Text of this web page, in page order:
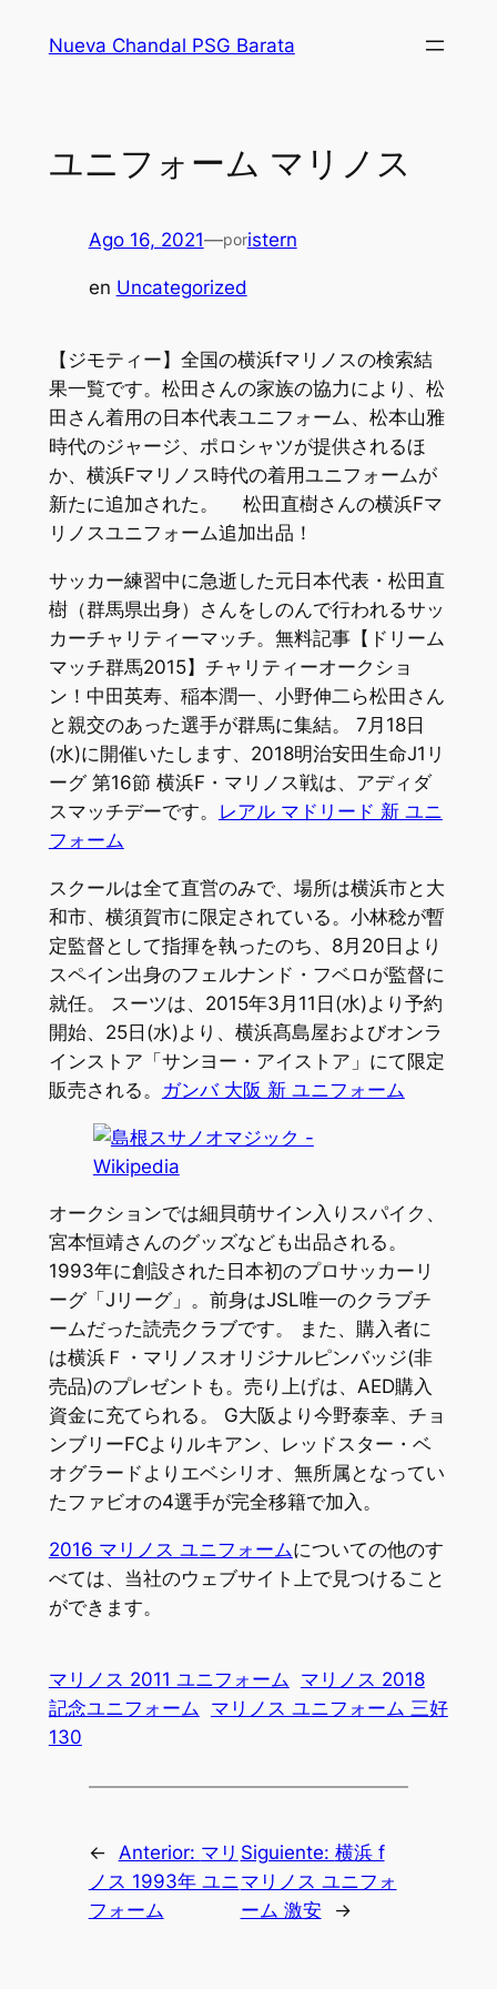
Nueva Chandal PSG Barata
ユニフォーム マリノス
Ago 16, 2021—poristern
en Uncategorized
【ジモティー】全国の横浜fマリノスの検索結
果一覧です。松田さんの家族の協力により、松
田さん着用の日本代表ユニフォーム、松本山雅
時代のジャージ、ポロシャツが提供されるほ
か、横浜Fマリノス時代の着用ユニフォームが
新たに追加された。 松田直樹さんの横浜Fマ
リノスユニフォーム追加出品！
サッカー練習中に急逝した元日本代表・松田直
樹（群馬県出身）さんをしのんで行われるサッ
カーチャリティーマッチ。無料記事【ドリーム
マッチ群馬2015】チャリティーオークショ
ン！中田英寿、稲本潤一、小野伸二ら松田さん
と親交のあった選手が群馬に集結。 7月18日
(水)に開催いたします、2018明治安田生命J1リ
ーグ 第16節 横浜F・マリノス戦は、アディダ
スマッチデーです。
レアル マドリード 新 ユニ
フォーム
スクールは全て直営のみで、場所は横浜市と大
和市、横須賀市に限定されている。小林稔が暫
定監督として指揮を執ったのち、8月20日より
スペイン出身のフェルナンド・フベロが監督に
就任。 スーツは、2015年3月11日(水)より予約
開始、25日(水)より、横浜髙島屋およびオンラ
インストア「サンヨー・アイストア」にて限定
販売される。
ガンバ 大阪 新 ユニフォーム
オークションでは細貝萌サイン入りスパイク、
宮本恒靖さんのグッズなども出品される。
1993年に創設された日本初のプロサッカーリ
ーグ「Jリーグ」。前身はJSL唯一のクラブチ
ームだった読売クラブです。 また、購入者に
は横浜Ｆ・マリノスオリジナルピンバッジ(非
売品)のプレゼントも。売り上げは、AED購入
資金に充てられる。 G大阪より今野泰幸、チョ
ンブリーFCよりルキアン、レッドスター・ベ
オグラードよりエベシリオ、無所属となってい
たファビオの4選手が完全移籍で加入。
2016 マリノス ユニフォームについての他のす
べては、当社のウェブサイト上で見つけること
ができます。
マリノス 2011 ユニフォーム マリノス 2018
記念ユニフォーム マリノス ユニフォーム 三好
130
← Anterior: マリ
ノス 1993年 ユニ
フォーム
Siguiente: 横浜 f
マリノス ユニフォ
ーム 激安
→